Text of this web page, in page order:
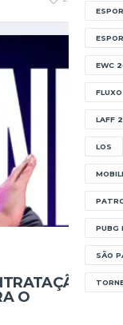
EWC
LAFF
LOS
PUBG
SÃO
O